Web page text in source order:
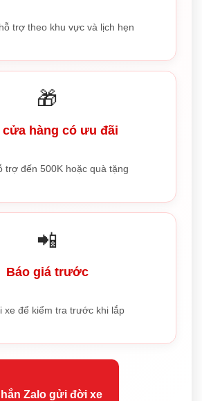
trợ theo khu vực và lịch hẹn
🎁
hàng có ưu đãi
trợ đến 500K hoặc quà tặng
📲
Báo giá trước
xe để kiểm tra trước khi lắp
Zalo gửi đời xe